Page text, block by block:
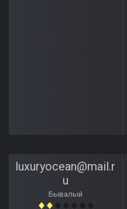
luxuryocean@mail.r
u
Бывалый